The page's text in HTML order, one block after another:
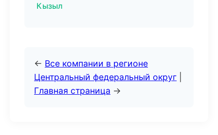
Кызыл
← Все компании в регионе
Центральный федеральный округ
Главная страница →